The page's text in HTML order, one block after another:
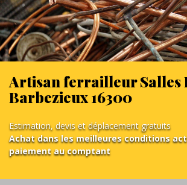
Artisan ferrailleur Salles
Barbezieux 16300
Estimation, devis et déplacement gratuits
Achat dans les meilleures conditions
paiement au comptant